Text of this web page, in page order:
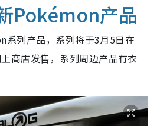
Pokémon产品
列产品，系列将于3月5日在
商店发售，系列周边产品有衣